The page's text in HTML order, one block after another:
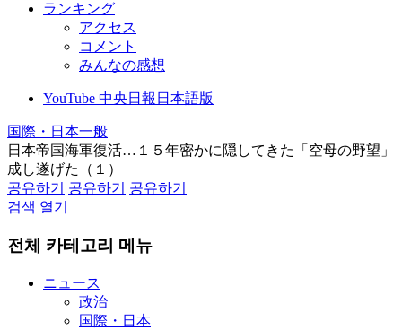
ランキング
アクセス
コメント
みんなの感想
YouTube 中央日報日本語版
国際・日本一般
日本帝国海軍復活…１５年密かに隠してきた「空母の野望」
成し遂げた（１）
공유하기
공유하기
공유하기
검색 열기
전체 카테고리 메뉴
ニュース
政治
国際・日本